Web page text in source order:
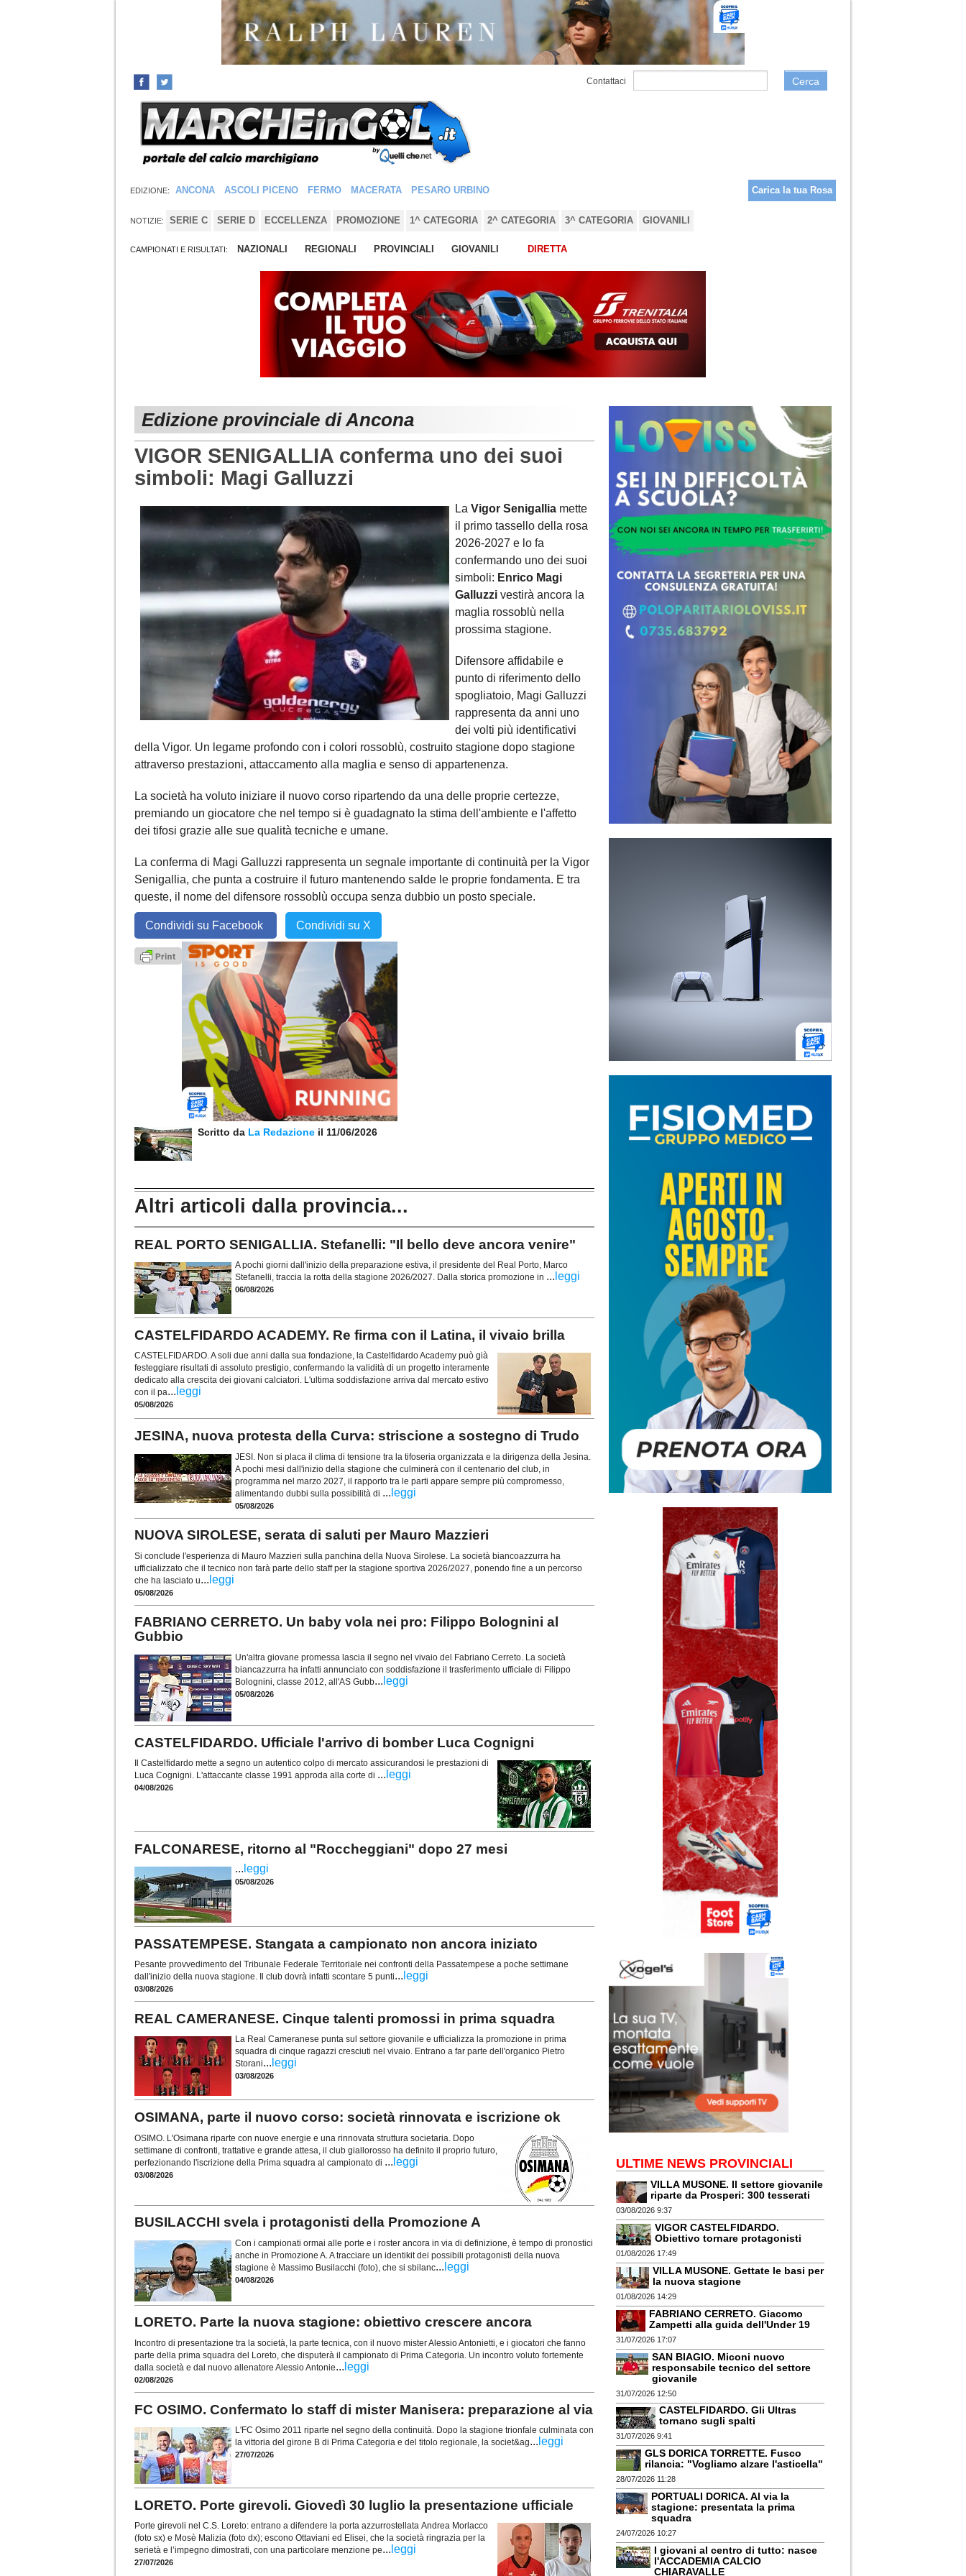
Contattaci Cerca
EDIZIONE: ANCONA ASCOLI PICENO FERMO MACERATA PESARO URBINO Carica la tua Rosa
NOTIZIE: SERIE C SERIE D ECCELLENZA PROMOZIONE 1^ CATEGORIA 2^ CATEGORIA 3^ CATEGORIA GIOVANILI
CAMPIONATI E RISULTATI: NAZIONALI REGIONALI PROVINCIALI GIOVANILI DIRETTA
Edizione provinciale di Ancona
VIGOR SENIGALLIA conferma uno dei suoi
simboli: Magi Galluzzi
La Vigor Senigallia mette
il primo tassello della rosa
2026-2027 e lo fa
confermando uno dei suoi
simboli: Enrico Magi
Galluzzi vestirà ancora la
maglia rossoblù nella
prossima stagione.
Difensore affidabile e
punto di riferimento dello
spogliatoio, Magi Galluzzi
rappresenta da anni uno
dei volti più identificativi
della Vigor. Un legame profondo con i colori rossoblù, costruito stagione dopo stagione
attraverso prestazioni, attaccamento alla maglia e senso di appartenenza.
La società ha voluto iniziare il nuovo corso ripartendo da una delle proprie certezze,
premiando un giocatore che nel tempo si è guadagnato la stima dell'ambiente e l'affetto
dei tifosi grazie alle sue qualità tecniche e umane.
La conferma di Magi Galluzzi rappresenta un segnale importante di continuità per la Vigor
Senigallia, che punta a costruire il futuro mantenendo salde le proprie fondamenta. E tra
queste, il nome del difensore rossoblù occupa senza dubbio un posto speciale.
Condividi su Facebook Condividi su X
Scritto da La Redazione il 11/06/2026
Altri articoli dalla provincia...
REAL PORTO SENIGALLIA. Stefanelli: "Il bello deve ancora venire"
A pochi giorni dall'inizio della preparazione estiva, il presidente del Real Porto, Marco
Stefanelli, traccia la rotta della stagione 2026/2027. Dalla storica promozione in ... leggi
06/08/2026
CASTELFIDARDO ACADEMY. Re firma con il Latina, il vivaio brilla
CASTELFIDARDO. A soli due anni dalla sua fondazione, la Castelfidardo Academy può già
festeggiare risultati di assoluto prestigio, confermando la validità di un progetto interamente
dedicato alla crescita dei giovani calciatori. L'ultima soddisfazione arriva dal mercato estivo
con il pa... leggi
05/08/2026
JESINA, nuova protesta della Curva: striscione a sostegno di Trudo
JESI. Non si placa il clima di tensione tra la tifoseria organizzata e la dirigenza della Jesina.
A pochi mesi dall'inizio della stagione che culminerà con il centenario del club, in
programma nel marzo 2027, il rapporto tra le parti appare sempre più compromesso,
alimentando dubbi sulla possibilità di ... leggi
05/08/2026
NUOVA SIROLESE, serata di saluti per Mauro Mazzieri
Si conclude l'esperienza di Mauro Mazzieri sulla panchina della Nuova Sirolese. La società biancoazzurra ha
ufficializzato che il tecnico non farà parte dello staff per la stagione sportiva 2026/2027, ponendo fine a un percorso
che ha lasciato u... leggi
05/08/2026
FABRIANO CERRETO. Un baby vola nei pro: Filippo Bolognini al
Gubbio
Un'altra giovane promessa lascia il segno nel vivaio del Fabriano Cerreto. La società
biancazzurra ha infatti annunciato con soddisfazione il trasferimento ufficiale di Filippo
Bolognini, classe 2012, all'AS Gubb... leggi
05/08/2026
CASTELFIDARDO. Ufficiale l'arrivo di bomber Luca Cognigni
Il Castelfidardo mette a segno un autentico colpo di mercato assicurandosi le prestazioni di
Luca Cognigni. L'attaccante classe 1991 approda alla corte di ... leggi
04/08/2026
FALCONARESE, ritorno al "Roccheggiani" dopo 27 mesi
... leggi
05/08/2026
PASSATEMPESE. Stangata a campionato non ancora iniziato
Pesante provvedimento del Tribunale Federale Territoriale nei confronti della Passatempese a poche settimane
dall'inizio della nuova stagione. Il club dovrà infatti scontare 5 punti... leggi
03/08/2026
REAL CAMERANESE. Cinque talenti promossi in prima squadra
La Real Cameranese punta sul settore giovanile e ufficializza la promozione in prima
squadra di cinque ragazzi cresciuti nel vivaio. Entrano a far parte dell'organico Pietro
Storani... leggi
03/08/2026
OSIMANA, parte il nuovo corso: società rinnovata e iscrizione ok
OSIMO. L'Osimana riparte con nuove energie e una rinnovata struttura societaria. Dopo
settimane di confronti, trattative e grande attesa, il club giallorosso ha definito il proprio futuro,
perfezionando l'iscrizione della Prima squadra al campionato di ... leggi
03/08/2026
BUSILACCHI svela i protagonisti della Promozione A
Con i campionati ormai alle porte e i roster ancora in via di definizione, è tempo di pronostici
anche in Promozione A. A tracciare un identikit dei possibili protagonisti della nuova
stagione è Massimo Busilacchi (foto), che si sbilanc... leggi
04/08/2026
LORETO. Parte la nuova stagione: obiettivo crescere ancora
Incontro di presentazione tra la società, la parte tecnica, con il nuovo mister Alessio Antonietti, e i giocatori che fanno
parte della prima squadra del Loreto, che disputerà il campionato di Prima Categoria. Un incontro voluto fortemente
dalla società e dal nuovo allenatore Alessio Antonie... leggi
02/08/2026
FC OSIMO. Confermato lo staff di mister Manisera: preparazione al via
L'FC Osimo 2011 riparte nel segno della continuità. Dopo la stagione trionfale culminata con
la vittoria del girone B di Prima Categoria e del titolo regionale, la societ&ag... leggi
27/07/2026
LORETO. Porte girevoli. Giovedì 30 luglio la presentazione ufficiale
Porte girevoli nel C.S. Loreto: entrano a difendere la porta azzurrostellata Andrea Morlacco
(foto sx) e Mosè Malizia (foto dx); escono Ottaviani ed Elisei, che la società ringrazia per la
serietà e l’impegno dimostrati, con una particolare menzione pe... leggi
27/07/2026
ULTIME NEWS PROVINCIALI
VILLA MUSONE. Il settore giovanile
riparte da Prosperi: 300 tesserati
03/08/2026 9:37
VIGOR CASTELFIDARDO.
Obiettivo tornare protagonisti
01/08/2026 17:49
VILLA MUSONE. Gettate le basi per
la nuova stagione
01/08/2026 14:29
FABRIANO CERRETO. Giacomo
Zampetti alla guida dell'Under 19
31/07/2026 17:07
SAN BIAGIO. Miconi nuovo
responsabile tecnico del settore
giovanile
31/07/2026 12:50
CASTELFIDARDO. Gli Ultras
tornano sugli spalti
31/07/2026 9:41
GLS DORICA TORRETTE. Fusco
rilancia: "Vogliamo alzare l'asticella"
28/07/2026 11:28
PORTUALI DORICA. Al via la
stagione: presentata la prima
squadra
24/07/2026 10:27
I giovani al centro di tutto: nasce
l'ACCADEMIA CALCIO
CHIARAVALLE